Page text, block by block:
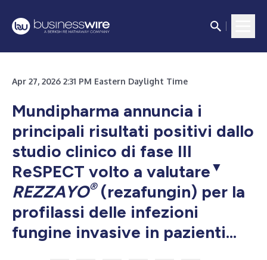
Apr 27, 2026 2:31 PM Eastern Daylight Time
Mundipharma annuncia i
principali risultati positivi dallo
studio clinico di fase III
ReSPECT volto a valutare ▼
REZZAYO® (rezafungin) per la
profilassi delle infezioni
fungine invasive in pazienti...